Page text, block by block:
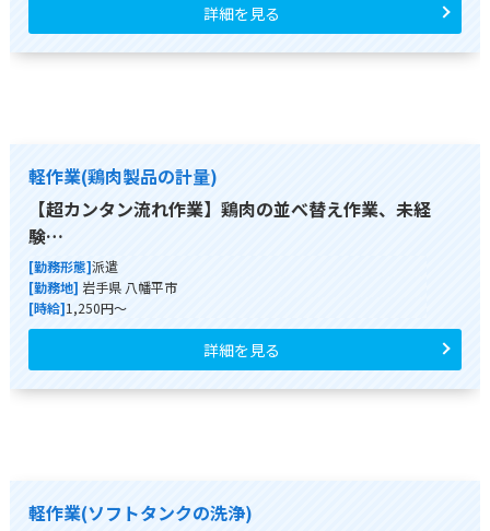
詳細を見る
軽作業(鶏肉製品の計量)
【超カンタン流れ作業】鶏肉の並べ替え作業、未経
験…
[勤務形態]派遣
[勤務地] 岩手県 八幡平市
[時給]1,250円～
詳細を見る
軽作業(ソフトタンクの洗浄)